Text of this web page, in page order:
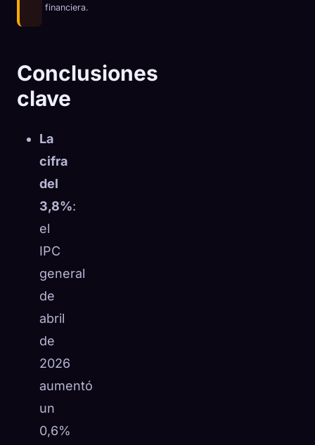
financiera.
Conclusiones
clave
La
cifra
del
3,8%:
el
IPC
general
de
abril
de
2026
aumentó
un
0,6%